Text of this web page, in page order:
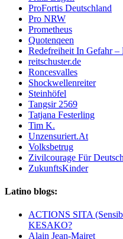
ProFortis Deutschland
Pro NRW
Prometheus
Quotenqeen
Redefreiheit In Gefahr
reitschuster.de
Roncesvalles
Shockwellenreiter
Steinhöfel
Tangsir 2569
Tatjana Festerling
Tim K.
Unzensuriert.At
Volksbetrug
Zivilcourage Für
ZukunftsKinder
Latino blogs:
ACTIONS SITA
KESAKO?
Alain Jean-Mairet